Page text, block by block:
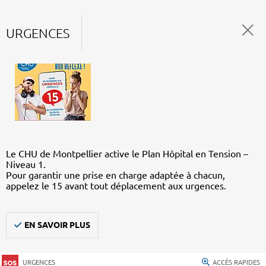
URGENCES
Le CHU de Montpellier active le Plan Hôpital en Tension –
Niveau 1.
Pour garantir une prise en charge adaptée à chacun,
appelez le 15 avant tout déplacement aux urgences.
EN SAVOIR PLUS
URGENCES ACCÈS RAPIDES